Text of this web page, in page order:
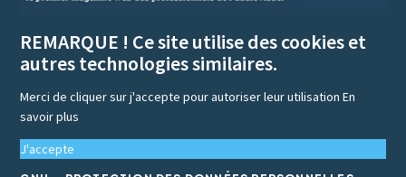
REMARQUE ! Ce site utilise des cookies et
autres technologies similaires.
Merci de cliquer sur j'accepte pour autoriser leur utilisationEn
savoir plus
J'accepte